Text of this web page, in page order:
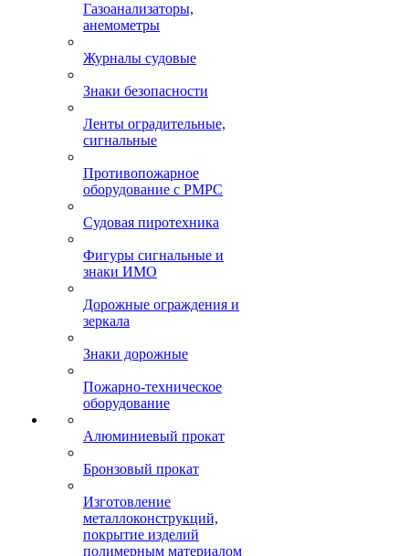
Газоанализаторы,
анемометры
Журналы судовые
Знаки безопасности
Ленты оградительные,
сигнальные
Противопожарное
оборудование с РМРС
Судовая пиротехника
Фигуры сигнальные и
знаки ИМО
Дорожные ограждения и
зеркала
Знаки дорожные
Пожарно-техническое
оборудование
Алюминиевый прокат
Бронзовый прокат
Изготовление
металлоконструкций,
покрытие изделий
полимерным материалом